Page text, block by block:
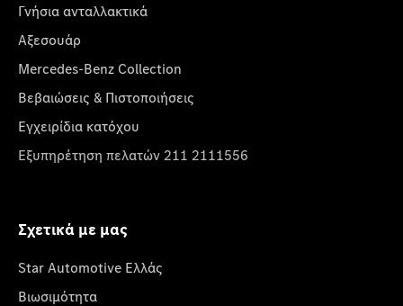
Γνήσια ανταλλακτικά
Αξεσουάρ
Mercedes-Benz Collection
Βεβαιώσεις & Πιστοποιήσεις
Εγχειρίδια κατόχου
Εξυπηρέτηση πελατών 211 2111556
Σχετικά με μας
Star Automotive Ελλάς
Βιωσιμότητα